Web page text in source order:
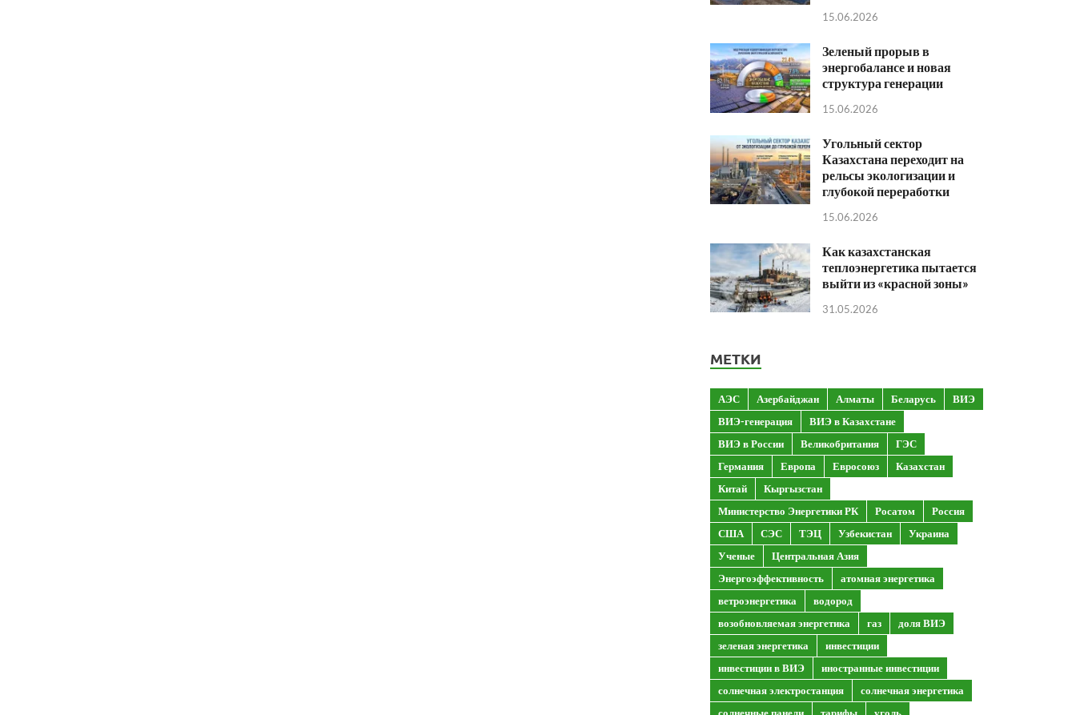
15.06.2026
Зеленый прорыв в
энергобалансе и новая
структура генерации
15.06.2026
Угольный сектор
Казахстана переходит на
рельсы экологизации и
глубокой переработки
15.06.2026
Как казахстанская
теплоэнергетика пытается
выйти из «красной зоны»
31.05.2026
МЕТКИ
АЭС Азербайджан Алматы Беларусь
ВИЭ
ВИЭ-генерация
ВИЭ в Казахстане
ВИЭ в России
Великобритания
ГЭС
Германия
Европа Евросоюз
Казахстан
Китай
Кыргызстан
Министерство Энергетики РК
Росатом
Россия
США
СЭС ТЭЦ Узбекистан
Украина
Ученые
Центральная Азия
Энергоэффективность
атомная энергетика
ветроэнергетика
водород
возобновляемая энергетика
газ
доля ВИЭ
зеленая энергетика
инвестиции
инвестиции в ВИЭ
иностранные инвестиции
солнечная электростанция
солнечная энергетика
солнечные панели
тарифы уголь